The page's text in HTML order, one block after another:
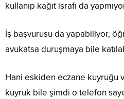
kullanıp kağıt israfı da
İş başvurusu da yapabiliyor,
avukatsa duruşmaya bile
Hani eskiden eczane kuyruğu
kuyruk bile şimdi o telefon